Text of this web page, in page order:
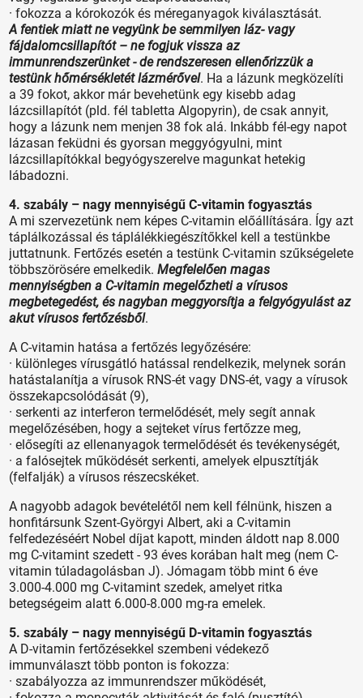
· fokozza a kórokozók és méreganyagok kiválasztását.
A fentiek miatt ne vegyünk be semmilyen láz- vagy
fájdalomcsillapítót – ne fogjuk vissza az
immunrendszerünket - de rendszeresen ellenőrizzük a
testünk hőmérsékletét lázmérővel. Ha a lázunk megközelíti
a 39 fokot, akkor már bevehetünk egy kisebb adag
lázcsillapítót (pld. fél tabletta Algopyrin), de csak annyit,
hogy a lázunk nem menjen 38 fok alá. Inkább fél-egy napot
lázasan feküdni és gyorsan meggyógyulni, mint
lázcsillapítókkal begyógyszerelve magunkat hetekig
lábadozni.
4. szabály – nagy mennyiségű C-vitamin fogyasztás
A mi szervezetünk nem képes C-vitamin előállítására. Így azt
táplálkozással és táplálékkiegészítőkkel kell a testünkbe
juttatnunk. Fertőzés esetén a testünk C-vitamin szűkségelete
többszörösére emelkedik.Megfelelően magas
mennyiségben a C-vitamin megelőzheti a vírusos
megbetegedést, és nagyban meggyorsítja a felgyógyulást az
akut vírusos fertőzésből.
A C-vitamin hatása a fertőzés legyőzésére:
· különleges vírusgátló hatással rendelkezik, melynek során
hatástalanítja a vírusok RNS-ét vagy DNS-ét, vagy a vírusok
összekapcsolódását (9),
· serkenti az interferon termelődését, mely segít annak
megelőzésében, hogy a sejteket vírus fertőzze meg,
· elősegíti az ellenanyagok termelődését és tevékenységét,
· a falósejtek működését serkenti, amelyek elpusztítják
(felfalják) a vírusos részecskéket.
A nagyobb adagok bevételétől nem kell félnünk, hiszen a
honfitársunk Szent-Györgyi Albert, aki a C-vitamin
felfedezéséért Nobel díjat kapott, minden áldott nap 8.000
mg C-vitamint szedett - 93 éves korában halt meg (nem C-
vitamin túladagolásban J). Jómagam több mint 6 éve
3.000-4.000 mg C-vitamint szedek, amelyet ritka
betegségeim alatt 6.000-8.000 mg-ra emelek.
5. szabály – nagy mennyiségű D-vitamin fogyasztás
A D-vitamin fertőzésekkel szembeni védekező
immunválaszt több ponton is fokozza:
· szabályozza az immunrendszer működését,